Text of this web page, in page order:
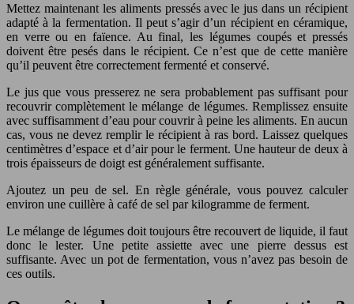
Mettez maintenant les aliments pressés avec le jus dans un récipient
adapté à la fermentation. Il peut s’agir d’un récipient en céramique,
en verre ou en faïence. Au final, les légumes coupés et pressés
doivent être pesés dans le récipient. Ce n’est que de cette manière
qu’il peuvent être correctement fermenté et conservé.
Le jus que vous presserez ne sera probablement pas suffisant pour
recouvrir complètement le mélange de légumes. Remplissez ensuite
avec suffisamment d’eau pour couvrir à peine les aliments. En aucun
cas, vous ne devez remplir le récipient à ras bord. Laissez quelques
centimètres d’espace et d’air pour le ferment. Une hauteur de deux à
trois épaisseurs de doigt est généralement suffisante.
Ajoutez un peu de sel. En règle générale, vous pouvez calculer
environ une cuillère à café de sel par kilogramme de ferment.
Le mélange de légumes doit toujours être recouvert de liquide, il faut
donc le lester. Une petite assiette avec une pierre dessus est
suffisante. Avec un pot de fermentation, vous n’avez pas besoin de
ces outils.